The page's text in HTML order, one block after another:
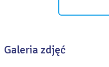
Galeria zdjęć